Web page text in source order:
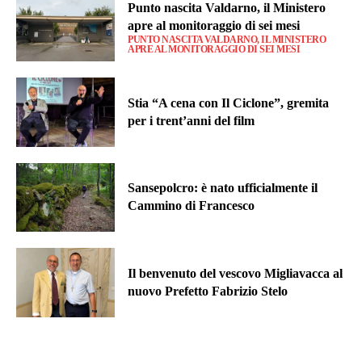
Punto nascita Valdarno, il Ministero
apre al monitoraggio di sei mesi
PUNTO NASCITA VALDARNO, IL MINISTERO
APRE AL MONITORAGGIO DI SEI MESI
Stia “A cena con Il Ciclone”, gremita
per i trent’anni del film
Sansepolcro: è nato ufficialmente il
Cammino di Francesco
Il benvenuto del vescovo Migliavacca al
nuovo Prefetto Fabrizio Stelo